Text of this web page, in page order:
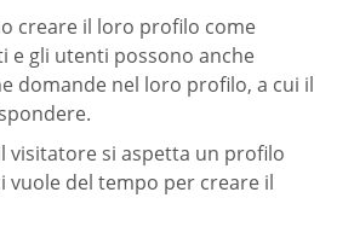
creare il loro profilo come
e gli utenti possono anche
domande nel loro profilo, a cui il
visitatore si aspetta un profilo
vuole del tempo per creare il